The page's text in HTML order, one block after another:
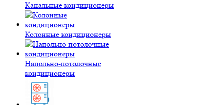
Канальные кондиционеры
Колонные кондиционеры
Напольно-потолочные
кондиционеры